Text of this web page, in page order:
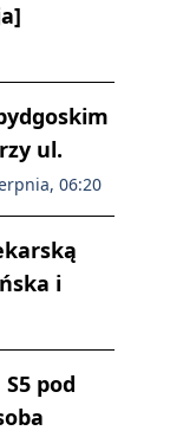
ul.
06:20
i
pod